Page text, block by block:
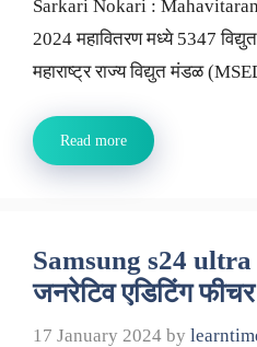
Sarkari Nokari :
2024 महावितरण मध्ये 5347
महाराष्ट्र राज्य विद्युत मंडळ
Read more
Samsung s24 ultra
जनरेटिव एडिटिंग फीचर
17 January 2024 by